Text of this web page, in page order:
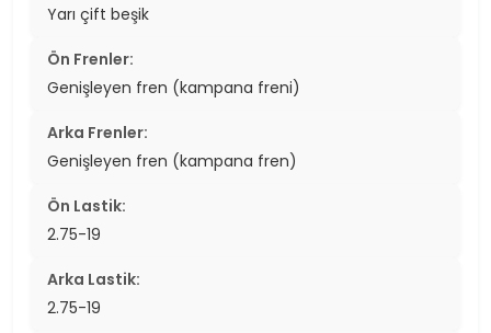
Yarı çift beşik
Ön Frenler:
Genişleyen fren (kampana freni)
Arka Frenler:
Genişleyen fren (kampana fren)
Ön Lastik:
2.75-19
Arka Lastik:
2.75-19